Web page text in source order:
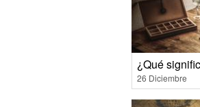
¿Qué
26 Diciembre